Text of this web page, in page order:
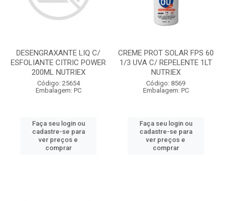
DESENGRAXANTE LIQ C/
ESFOLIANTE CITRIC POWER
200ML NUTRIEX
Código: 25654
Embalagem: PC
Faça seu login ou
cadastre-se para
ver preços e
comprar
CREME PROT SOLAR FPS 60
1/3 UVA C/ REPELENTE 1LT
NUTRIEX
Código: 8569
Embalagem: PC
Faça seu login ou
cadastre-se para
ver preços e
comprar